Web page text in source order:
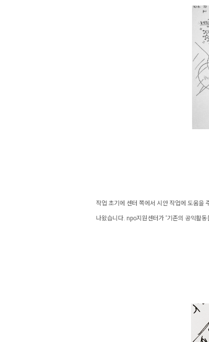
작업 초기에 센터 쪽에서 시안 작업에 도움을
나왔습니다. npo지원센터가 '기존의 공익활